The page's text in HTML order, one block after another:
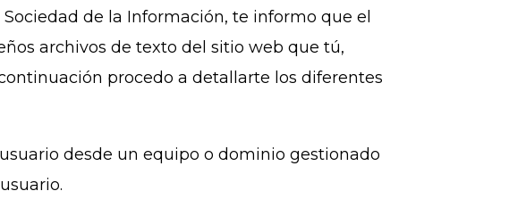
de la Información, te informo que el
archivos de texto del sitio web que tú,
procedo a detallarte los diferentes
desde un equipo o dominio gestionado